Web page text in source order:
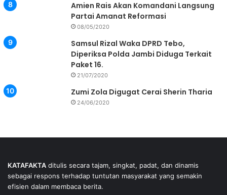
Amien Rais Akan Komandani Langsung
Partai Amanat Reformasi
08/05/2020
Samsul Rizal Waka DPRD Tebo,
Diperiksa Polda Jambi Diduga Terkait
Paket 16.
21/07/2020
Zumi Zola Digugat Cerai Sherin Tharia
24/06/2020
KATAFAKTA ditulis secara tajam, singkat, padat, dan dinamis
sebagai respons terhadap tuntutan masyarakat yang semakin
efisien dalam membaca berita.